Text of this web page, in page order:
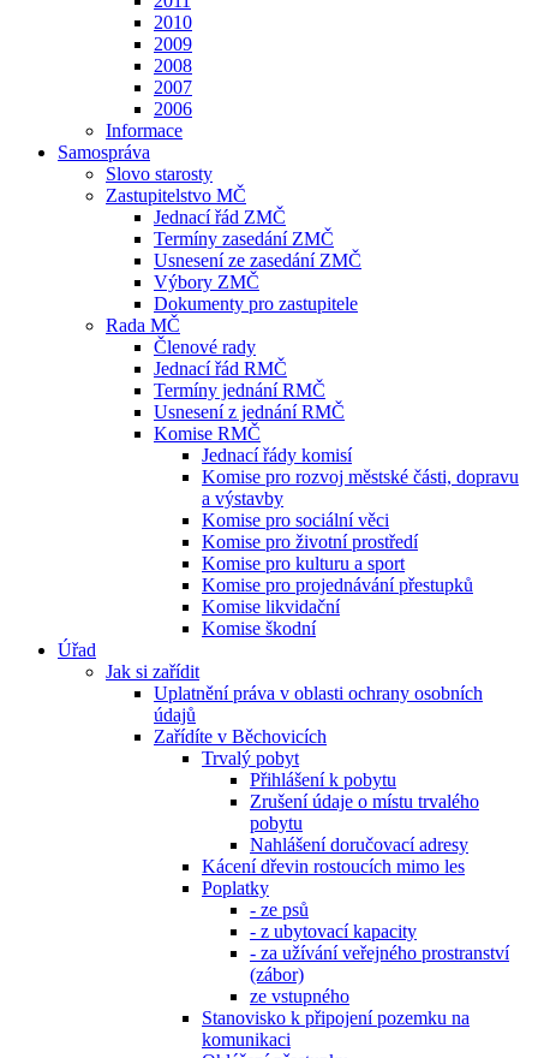
2010
2009
2008
2007
2006
Informace
Samospráva
Slovo starosty
Zastupitelstvo MČ
Jednací řád ZMČ
Termíny zasedání ZMČ
Usnesení ze zasedání ZMČ
Výbory ZMČ
Dokumenty pro zastupitele
Rada MČ
Členové rady
Jednací řád RMČ
Termíny jednání RMČ
Usnesení z jednání RMČ
Komise RMČ
Jednací řády komisí
Komise pro rozvoj městské části, dopravu
a výstavby
Komise pro sociální věci
Komise pro životní prostředí
Komise pro kulturu a sport
Komise pro projednávání přestupků
Komise likvidační
Komise škodní
Úřad
Jak si zařídit
Uplatnění práva v oblasti ochrany osobních
údajů
Zařídíte v Běchovicích
Trvalý pobyt
Přihlášení k pobytu
Zrušení údaje o místu trvalého
pobytu
Nahlášení doručovací adresy
Kácení dřevin rostoucích mimo les
Poplatky
- ze psů
- z ubytovací kapacity
- za užívání veřejného prostranství
(zábor)
ze vstupného
Stanovisko k připojení pozemku na
komunikaci